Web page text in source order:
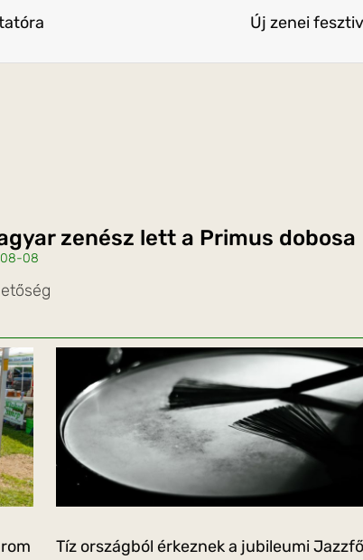
Új zenei
zenész lett a Primus dobosa
08
Tíz országból érkeznek a jubileumi